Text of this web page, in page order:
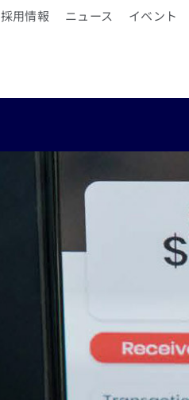
採用情報 ニュース イベント